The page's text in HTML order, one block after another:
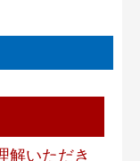
解いただき